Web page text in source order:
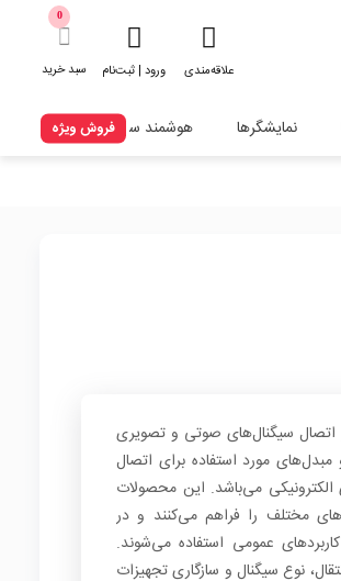
علاقه‌مندی ورود | ثبت‌نام
0
سبد خرید
نمایشگرها هوشمند سازیفروش ویژه
اتصال سیگنال‌های صوتی و تصویری
مورد استفاده برای اتصال
می‌باشد. این محصولات
مختلف را فراهم می‌کنند و در
عمومی استفاده می‌شوند.
نوع سیگنال و سازگاری تجهیزات